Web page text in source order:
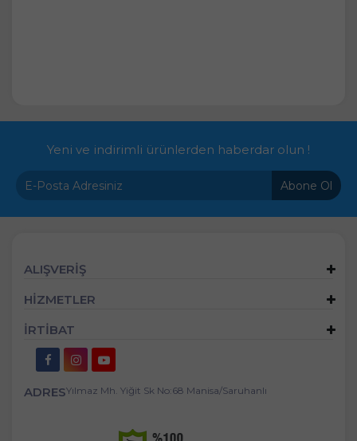
Yeni ve indirimli ürünlerden haberdar olun !
Abone Ol
ALIŞVERİŞ
HİZMETLER
İRTİBAT
ADRESYılmaz Mh. Yiğit Sk No:68 Manisa/Saruhanlı